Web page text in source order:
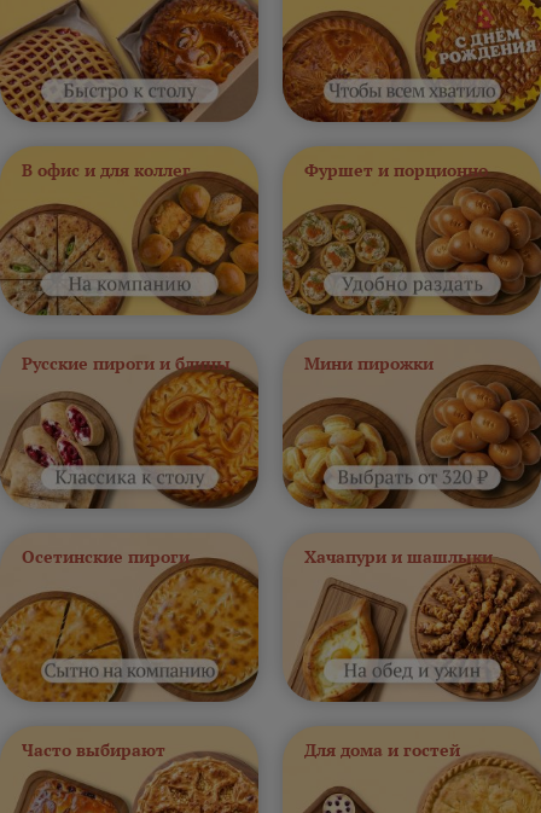
В офис и для коллег Фуршет и порционно
Русские пироги и блины Мини пирожки
Осетинские пироги Хачапури и шашлыки
Часто выбирают Для дома и гостей